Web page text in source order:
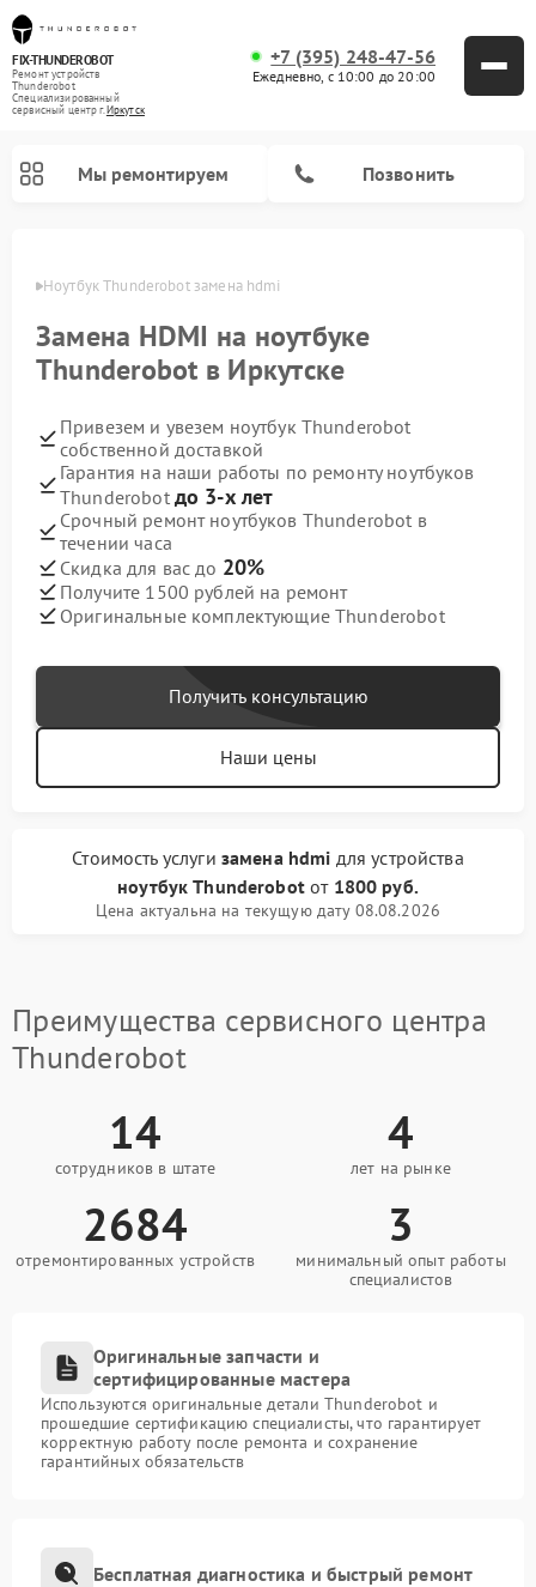
FIX-THUNDEROBOT
Ремонт устройств
Thunderobot
Специализированный
cервисный центр г.Иркутск
+7 (395) 248-47-56
Ежедневно, с 10:00 до 20:00
Мы ремонтируем Позвонить
Ноутбук Thunderobot замена hdmi
Замена HDMI на ноутбуке
Thunderobot в Иркутске
Привезем и увезем ноутбук Thunderobot
собственной доставкой
Гарантия на наши работы по ремонту ноутбуков
Thunderobot до 3-х лет
Срочный ремонт ноутбуков Thunderobot в
течении часа
Скидка для вас до 20%
Получите 1500 рублей на ремонт
Оригинальные комплектующие Thunderobot
Получить консультацию
Наши цены
Стоимость услуги замена hdmi для устройства
ноутбук Thunderobotот 1800 руб.
Цена актуальна на текущую дату 08.08.2026
Преимущества сервисного центра
Thunderobot
14
сотрудников в штате
4
лет на рынке
2684
отремонтированных устройств
3
минимальный опыт работы
специалистов
Оригинальные запчасти и
сертифицированные мастера
Используются оригинальные детали Thunderobot и
прошедшие сертификацию специалисты, что гарантирует
корректную работу после ремонта и сохранение
гарантийных обязательств
Бесплатная диагностика и быстрый ремонт